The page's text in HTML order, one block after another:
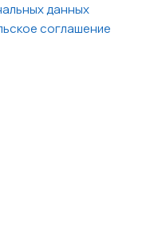
данных
соглашение